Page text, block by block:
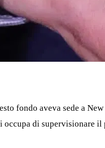
fondo aveva sede a
di supervisionare il